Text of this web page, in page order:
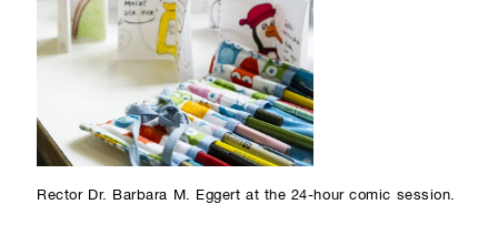
Rector Dr. Barbara M. Eggert at the 24-hour comic session.